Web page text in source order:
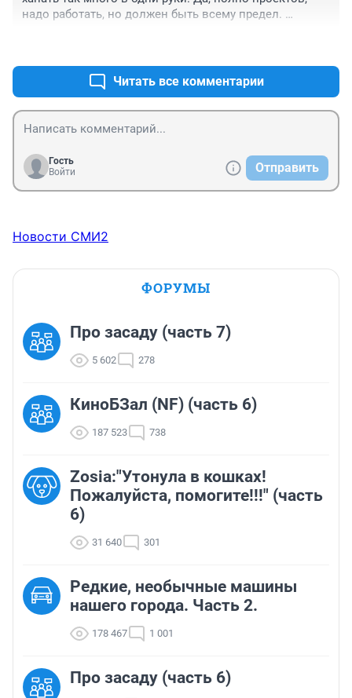
надо работать, но должен быть всему предел.
Читать все комментарии
Гость
Войти
Отправить
Новости СМИ2
ФОРУМЫ
Про засаду (часть 7)
5 602 278
КиноБЗал (NF) (часть 6)
187 523 738
Zosia:"Утонула в кошках!
Пожалуйста, помогите!!!" (часть
6)
31 640 301
Редкие, необычные машины
нашего города. Часть 2.
178 467 1 001
Про засаду (часть 6)